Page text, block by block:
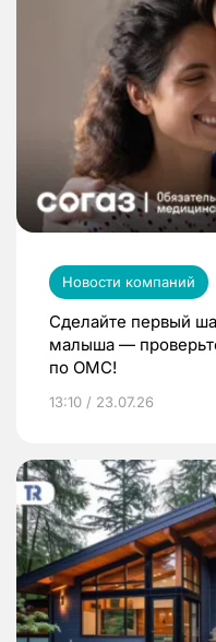
Новости компаний
Сделайте первый
малыша —
по ОМС!
13:10 / 23.07.26